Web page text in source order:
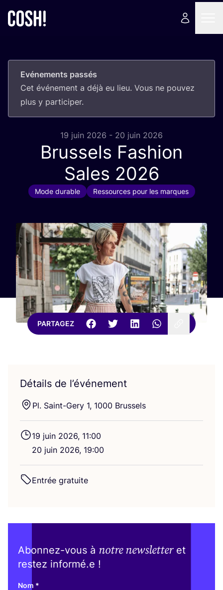
Evénements passés
Cet évé­ne­ment a déjà eu lieu. Vous ne pou­vez
plus y participer.
19 juin 2026 - 20 juin 2026
Brussels Fashion
Sales 2026
Mode durable Ressources pour les marques
PARTAGEZ
Détails de l’événement
Pl. Saint-Gery 1, 1000 Brussels
19 juin 2026, 11:00
20 juin 2026, 19:00
Entrée gra­tuite
Abonnez-vous à notre newsletteret
restez informé.e !
Nom *